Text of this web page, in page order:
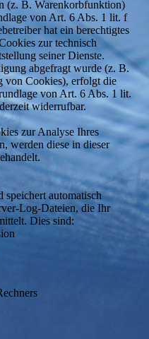
(z. B. Warenkorbfunktion)
von Art. 6 Abs. 1 lit. f
hat ein berechtigtes
zur technisch
seiner Dienste.
abgefragt wurde (z. B.
von Cookies), erfolgt die
von Art. 6 Abs. 1 lit.
widerrufbar.
zur Analyse Ihres
werden diese in dieser
speichert automatisch
Log-Dateien, die Ihr
Dies sind: